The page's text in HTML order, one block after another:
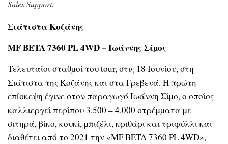
Sales Support.
Σιάτιστα Κοζάνης
MF BETA 7360 PL 4WD – Ιωάννης Σίµος
Τελευταίοι σταθµοί του tour, στις 18 Ιουνίου, στη
Σιάτιστα της Κοζάνης και στα Γρεβενά. Η πρώτη
επίσκεψη έγινε στον παραγωγό Ιωάννη Σίµο, ο οποίος
καλλιεργεί περίπου 3.500 – 4.000 στρέµµατα µε
σιτηρά, βίκο, κουκί, µπιζέλι, κριθάρι και τριφύλλι και
διαθέτει από το 2021 την «MF BETA 7360 PL 4WD»,